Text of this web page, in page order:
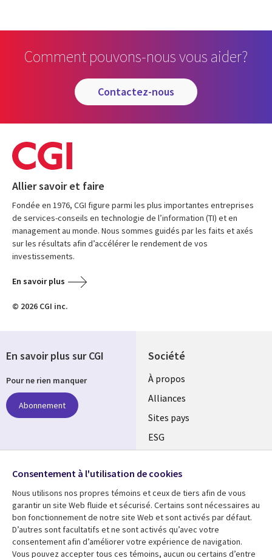
Comment pouvons-nous vous aider?
contactez-nous
Allier savoir et faire
Fondée en 1976, CGI figure parmi les plus importantes entreprises
de services-conseils en technologie de l’information (TI) et en
management au monde. Nous sommes guidés par les faits et axés
sur les résultats afin d’accélérer le rendement de vos
investissements.
En savoir plus
© 2026 CGI inc.
Société
À propos
Alliances
Sites pays
ESG
Fusions
Salle de presse
Ressources Support
En savoir plus sur CGI
Pour ne rien manquer
Abonnement
Suivez-nous
Social
Media
Global
FR
Consentement à l'utilisation de cookies
Nous utilisons nos propres témoins et ceux de tiers afin de vous
garantir un site Web fluide et sécurisé. Certains sont nécessaires au
bon fonctionnement de notre site Web et sont activés par défaut.
D’autres sont facultatifs et ne sont activés qu’avec votre
consentement afin d’améliorer votre expérience de navigation.
Vous pouvez accepter tous ces témoins, aucun ou certains d’entre